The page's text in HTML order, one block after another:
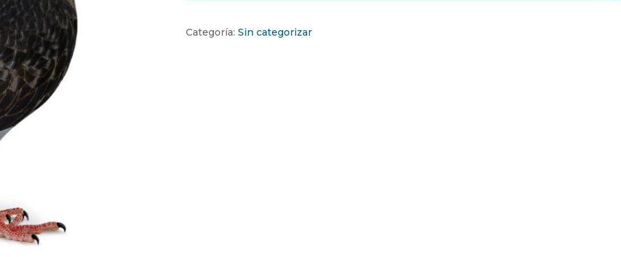
Categoría: Sin categorizar